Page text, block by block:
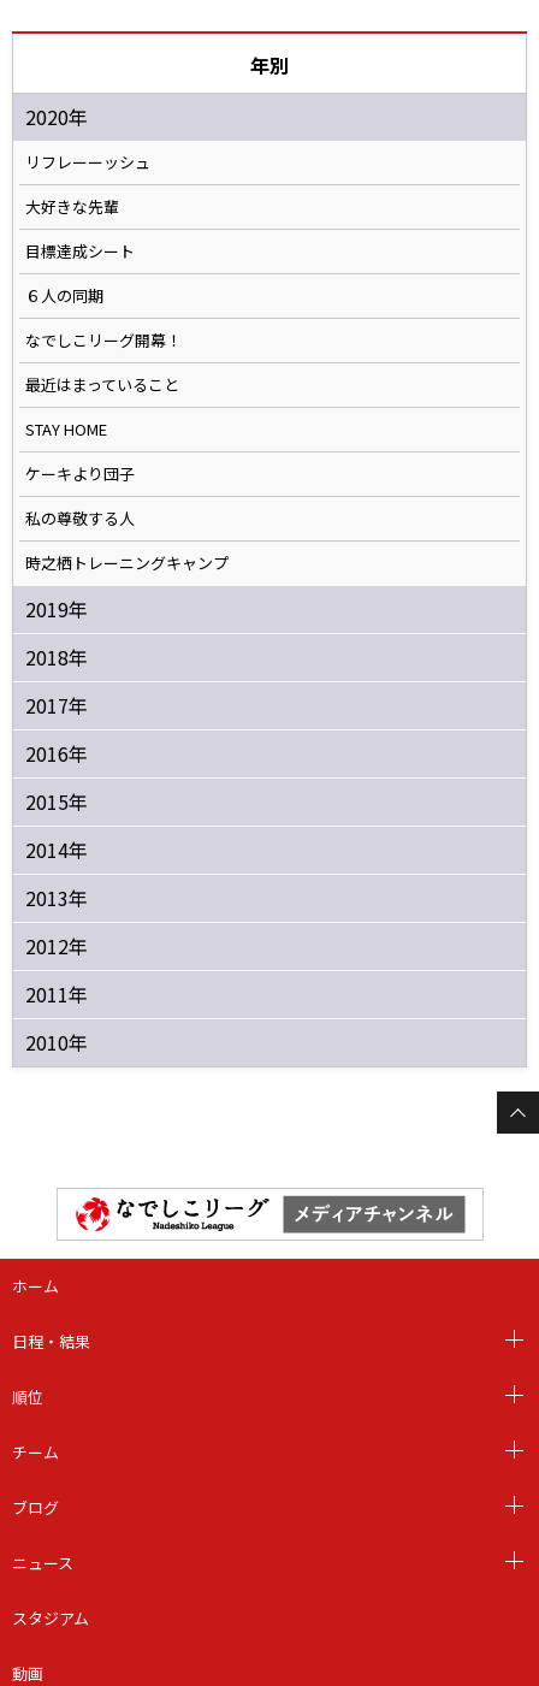
年別
2020年
リフレーーッシュ
大好きな先輩
目標達成シート
６人の同期
なでしこリーグ開幕！
最近はまっていること
STAY HOME
ケーキより団子
私の尊敬する人
時之栖トレーニングキャンプ
2019年
2018年
2017年
2016年
2015年
2014年
2013年
2012年
2011年
2010年
ホーム
日程・結果
順位
チーム
ブログ
ニュース
スタジアム
動画